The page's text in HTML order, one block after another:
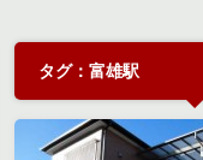
タグ：富雄駅